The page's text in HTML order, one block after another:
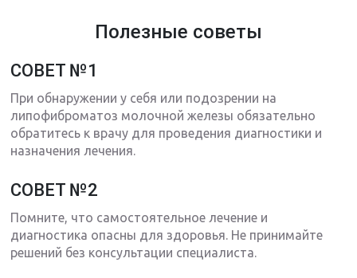
Полезные советы
СОВЕТ №1
При обнаружении у себя или подозрении на
липофиброматоз молочной железы обязательно
обратитесь к врачу для проведения диагностики и
назначения лечения.
СОВЕТ №2
Помните, что самостоятельное лечение и
диагностика опасны для здоровья. Не принимайте
решений без консультации специалиста.